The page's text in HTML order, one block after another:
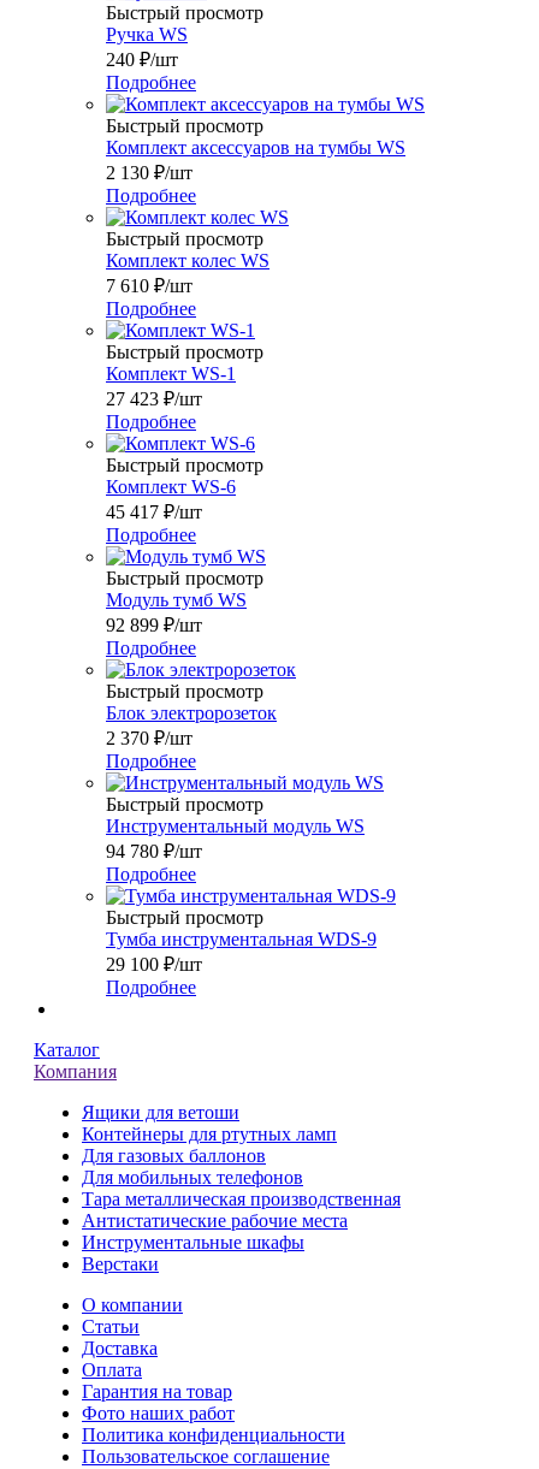
Быстрый просмотр
Ручка WS
240 ₽/шт
Подробнее
Быстрый просмотр
Комплект аксессуаров на тумбы WS
2 130 ₽/шт
Подробнее
Быстрый просмотр
Комплект колес WS
7 610 ₽/шт
Подробнее
Быстрый просмотр
Комплект WS-1
27 423 ₽/шт
Подробнее
Быстрый просмотр
Комплект WS-6
45 417 ₽/шт
Подробнее
Быстрый просмотр
Модуль тумб WS
92 899 ₽/шт
Подробнее
Быстрый просмотр
Блок электророзеток
2 370 ₽/шт
Подробнее
Быстрый просмотр
Инструментальный модуль WS
94 780 ₽/шт
Подробнее
Быстрый просмотр
Тумба инструментальная WDS-9
29 100 ₽/шт
Подробнее
Каталог
Компания
Ящики для ветоши
Контейнеры для ртутных ламп
Для газовых баллонов
Для мобильных телефонов
Тара металлическая производственная
Антистатические рабочие места
Инструментальные шкафы
Верстаки
О компании
Статьи
Доставка
Оплата
Гарантия на товар
Фото наших работ
Политика конфиденциальности
Пользовательское соглашение